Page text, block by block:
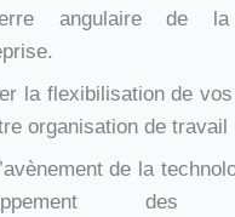
angulaire de la
la flexibilisation de
organisation de travail
de la
des